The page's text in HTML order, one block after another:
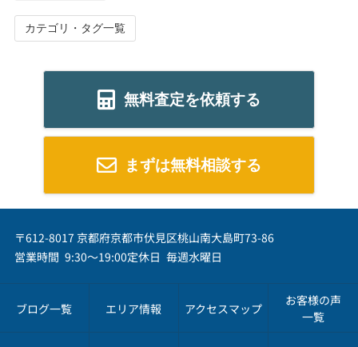
カテゴリ・タグ一覧
無料査定を依頼する
まずは無料相談する
〒612-8017 京都府京都市伏見区桃山南大島町73-86
営業時間 9:30～19:00定休日 毎週水曜日
ブログ一覧 エリア情報 アクセスマップ
お客様の声
一覧